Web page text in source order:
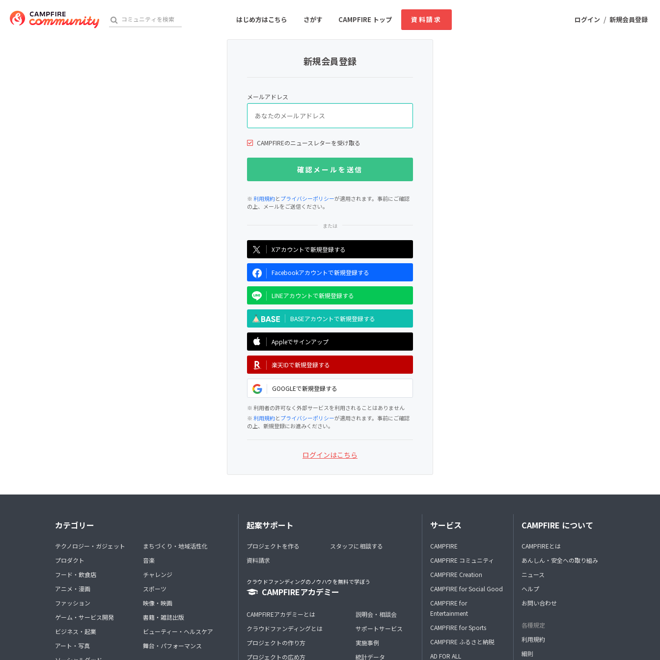
ログイン / 新規会員登録
はじめ方はこちら さがす CAMPFIRE トップ 資料請求
ゲーム・サービス開発
書籍・雑誌出版 アニメ・漫画
ソーシャルグッド ビューティー・ヘルスケア
新規会員登録
メールアドレス
CAMPFIREのニュースレターを受け取る
※利用規約とプライバシーポリシーが適用されます。事前にご確認
の上、メールをご送信ください。
Xアカウントで新規登録する
Facebookアカウントで新規登録する
LINEアカウントで新規登録する
BASEアカウントで新規登録する
Appleでサインアップ
楽天IDで新規登録する
GOOGLEで新規登録する
※ 利用者の許可なく外部サービスを利用されることはありません
※利用規約とプライバシーポリシーが適用されます。事前にご確認
の上、新規登録にお進みください。
ログインはこちら
カテゴリー
テクノロジー・ガジェット
プロダクト
フード・飲食店
アニメ・漫画
ファッション
ゲーム・サービス開発
ビジネス・起業
アート・写真
まちづくり・地域活性化
音楽
チャレンジ
スポーツ
映像・映画
書籍・雑誌出版
ビューティー・ヘルスケア
舞台・パフォーマンス
起案サポート
プロジェクトを作る
資料請求
スタッフに相談する
クラウドファンディングのノウハウを無料で学ぼう
CAMPFIREアカデミー
CAMPFIREアカデミーとは
クラウドファンディングとは
プロジェクトの作り方
プロジェクトの広め方
説明会・相談会
サポートサービス
実施事例
統計データ
サービス
CAMPFIRE
CAMPFIRE コミュニティ
CAMPFIRE Creation
CAMPFIRE for Social Good
CAMPFIRE for
Entertainment
CAMPFIRE for Sports
CAMPFIRE ふるさと納税
AD FOR ALL
CAMPFIRE について
CAMPFIREとは
あんしん・安全への取り組み
ニュース
ヘルプ
お問い合わせ
各種規定
利用規約
細則